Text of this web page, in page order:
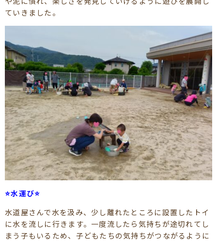
ていきました。
⭐水運び⭐
水道屋さんで水を汲み、少し離れたところに設置したトイ
に水を流しに行きます。一度流したら気持ちが途切れてし
まう子もいるため、子どもたちの気持ちがつながるように